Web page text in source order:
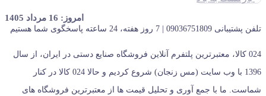
امروز: 16 مرداد 1405
تلفن پشتیبانی 09036751809 | 7 روز هفته، 24 ساعته پاسخگوی شما هستیم
024 کالا، معتبرترین پلتفرم آنلاین فروشگاه صنایع دستی در ایران، از سال
1396 با وب سایت (مس زنجان) شروع کردیم و حالا 024 کالا در کنار
شماست. ما با جمع‌ آوری و تحلیل قیمت‌ ها از معتبرترین فروشگاه‌ های